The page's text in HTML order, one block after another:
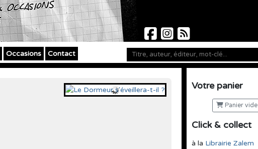
Occasions Contact
Votre panier
Panier vide
Click & collect
à la Librairie Zalem